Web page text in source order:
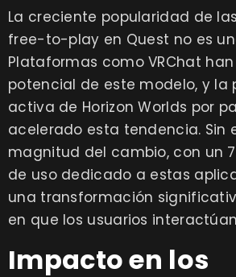
La creciente popularidad de
free-to-play en Quest no es
Plataformas como VRChat
potencial de este modelo, y la
activa de Horizon Worlds por
acelerado esta tendencia. Sin
magnitud del cambio, con un
de uso dedicado a estas
una transformación
en que los usuarios
Impacto en los